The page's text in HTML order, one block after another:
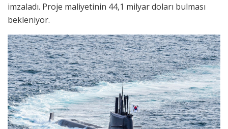
imzaladı. Proje maliyetinin 44,1 milyar doları bulması
bekleniyor.